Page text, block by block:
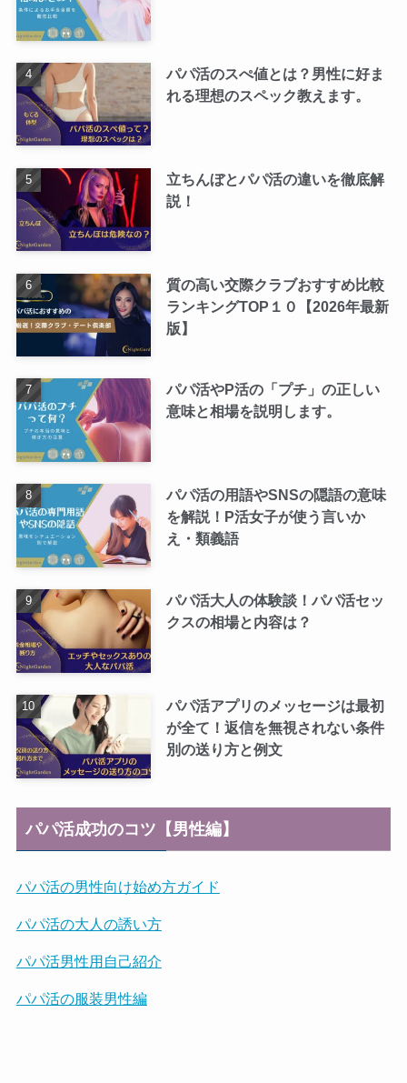
パパ活のスぺ値とは？男性に好ま
れる理想のスペック教えます。
立ちんぼとパパ活の違いを徹底解
説！
質の高い交際クラブおすすめ比較
ランキングTOP１０【2026年最新
版】
パパ活やP活の「プチ」の正しい
意味と相場を説明します。
パパ活の用語やSNSの隠語の意味
を解説！P活女子が使う言いか
え・類義語
パパ活大人の体験談！パパ活セッ
クスの相場と内容は？
パパ活アプリのメッセージは最初
が全て！返信を無視されない条件
別の送り方と例文
パパ活成功のコツ【男性編】
パパ活の男性向け始め方ガイド
パパ活の大人の誘い方
パパ活男性用自己紹介
パパ活の服装男性編